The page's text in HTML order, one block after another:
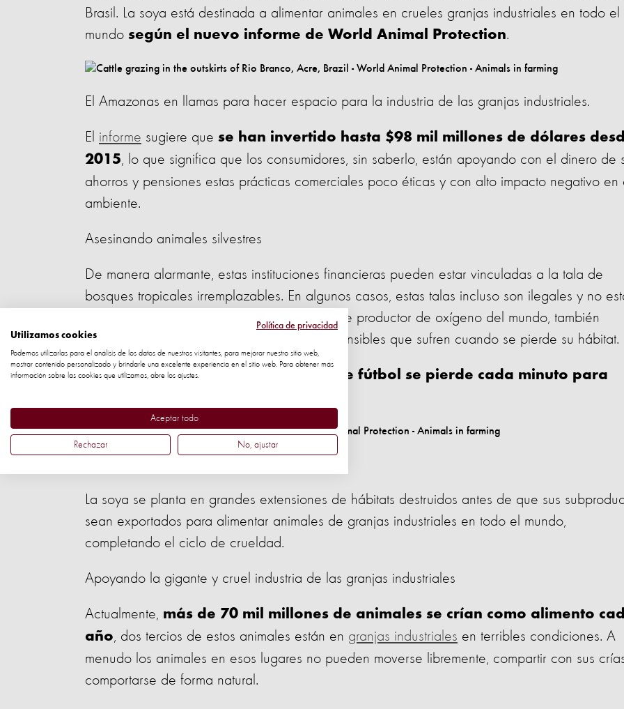
Brasil. La soya está destinada a alimentar animales en crueles granjas industriales en todo el
mundo según el nuevo informe de World Animal Protection.
El Amazonas en llamas para hacer espacio para la industria de las granjas industriales.
El informe sugiere que se han invertido hasta $98 mil millones de dólares
2015, lo que significa que los consumidores, sin saberlo, están apoyando con el dinero de
ahorros y pensiones estas prácticas comerciales poco éticas y con alto impacto negativo en
ambiente.
Asesinando animales silvestres
De manera alarmante, estas instituciones financieras pueden estar vinculadas a la tala de
bosques tropicales irremplazables. En algunos casos, estas talas incluso son ilegales y no
reguladas. El Amazonas, que es un importante productor de oxígeno del mundo, también
alberga millones de especies de animales sensibles que sufren cuando se pierde su hábitat.
Un área del tamaño de un campo de fútbol se pierde cada minuto para
La soya se planta en grandes extensiones de hábitats destruidos antes de que sus
sean exportados para alimentar animales de granjas industriales en todo el mundo,
completando el ciclo de crueldad.
Apoyando la gigante y cruel industria de las granjas industriales
Actualmente, más de 70 mil millones de animales se crían como alimento
año, dos tercios de estos animales están en granjas industriales en terribles condiciones. A
menudo los animales en esos lugares no pueden moverse libremente, compartir con sus
comportarse de forma natural.
Política de privacidad
Utilizamos cookies
Podemos utilizarlas para el análisis de los datos de nuestros visitantes, para mejorar nuestro sitio web,
mostrar contenido personalizado y brindarle una excelente experiencia en el sitio web. Para obtener más
información sobre las cookies que utilizamos, abre los ajustes.
Aceptar todo
Rechazar No, ajustar